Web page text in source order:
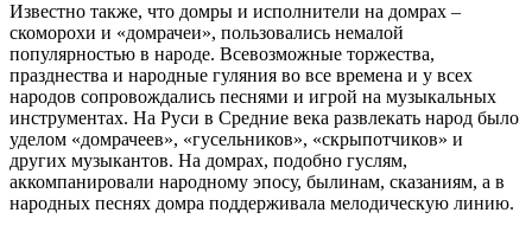
Известно также, что домры и исполнители на домрах –
скоморохи и «домрачеи», пользовались немалой
популярностью в народе. Всевозможные торжества,
празднества и народные гуляния во все времена и у всех
народов сопровождались песнями и игрой на музыкальных
инструментах. На Руси в Средние века развлекать народ было
уделом «домрачеев», «гусельников», «скрыпотчиков» и
других музыкантов. На домрах, подобно гуслям,
аккомпанировали народному эпосу, былинам, сказаниям, а в
народных песнях домра поддерживала мелодическую линию.